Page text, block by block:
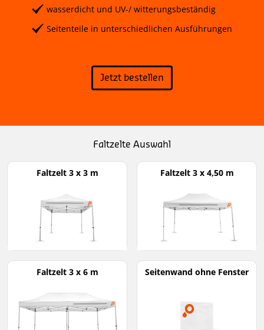
wasserdicht und UV-/ witterungsbeständig
Seitenteile in unterschiedlichen Ausführungen
Jetzt bestellen
Faltzelte Auswahl
Faltzelt 3 x 3 m Faltzelt 3 x 4,50 m
Faltzelt 3 x 6 m Seitenwand ohne Fenster